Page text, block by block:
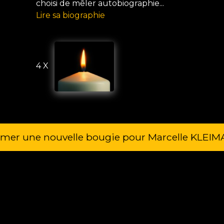
choisi de mêler autobiographie...
Lire sa biographie
4 X
une nouvelle bougie pour Marcelle